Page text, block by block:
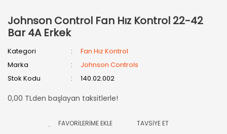
Johnson Control Fan Hız Kontrol 22-42
Bar 4A Erkek
Kategori
Fan Hız Kontrol
Marka
Johnson Controls
Stok Kodu
140.02.002
0,00 TLden başlayan taksitlerle!
TAVSİYE ET